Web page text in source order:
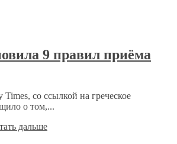
9 правил приёма
со ссылкой на греческое
о том,...
дальше